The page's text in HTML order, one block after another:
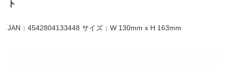
ト
JAN：4542804133448 サイズ：W 130mm x H 163mm